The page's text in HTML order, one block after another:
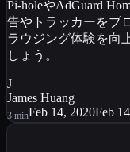
Pi-holeやAdGuard
告やトラッカーをブ
ラウジング体験を向
しょう。
J
James Huang
3 minFeb 14, 2020Feb 14